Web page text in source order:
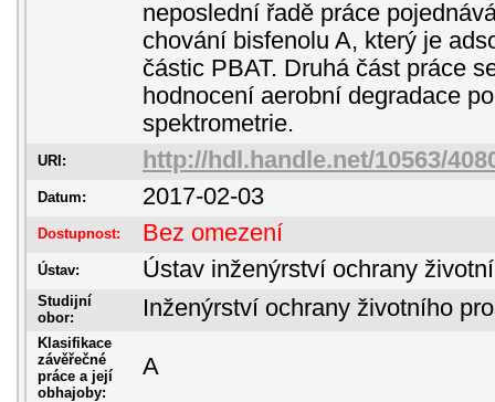
neposlední řadě práce
chování bisfenolu A, který je
částic PBAT. Druhá část práce
hodnocení aerobní degradace
spektrometrie.
URI: http://hdl.handle.net/10563/
Datum: 2017-02-03
Dostupnost: Bez omezení
Ústav: Ústav inženýrství ochrany
Studijní
obor:
Inženýrství ochrany životního
Klasifikace
závěřečné
práce a její
obhajoby:
A